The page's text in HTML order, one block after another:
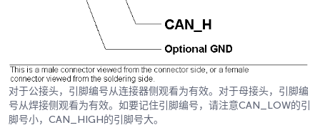
对于公接头，引脚编号从连接器侧观看为有效。对于母接头，引脚编
号从焊接侧观看为有效。如要记住引脚编号，请注意CAN_LOW的引
脚号小，CAN_HIGH的引脚号大。